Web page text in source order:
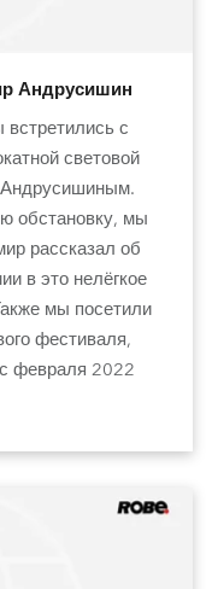
Андрусишин
с
световой
обстановку, мы
рассказал об
в это нелёгкое
мы посетили
фестиваля,
февраля 2022